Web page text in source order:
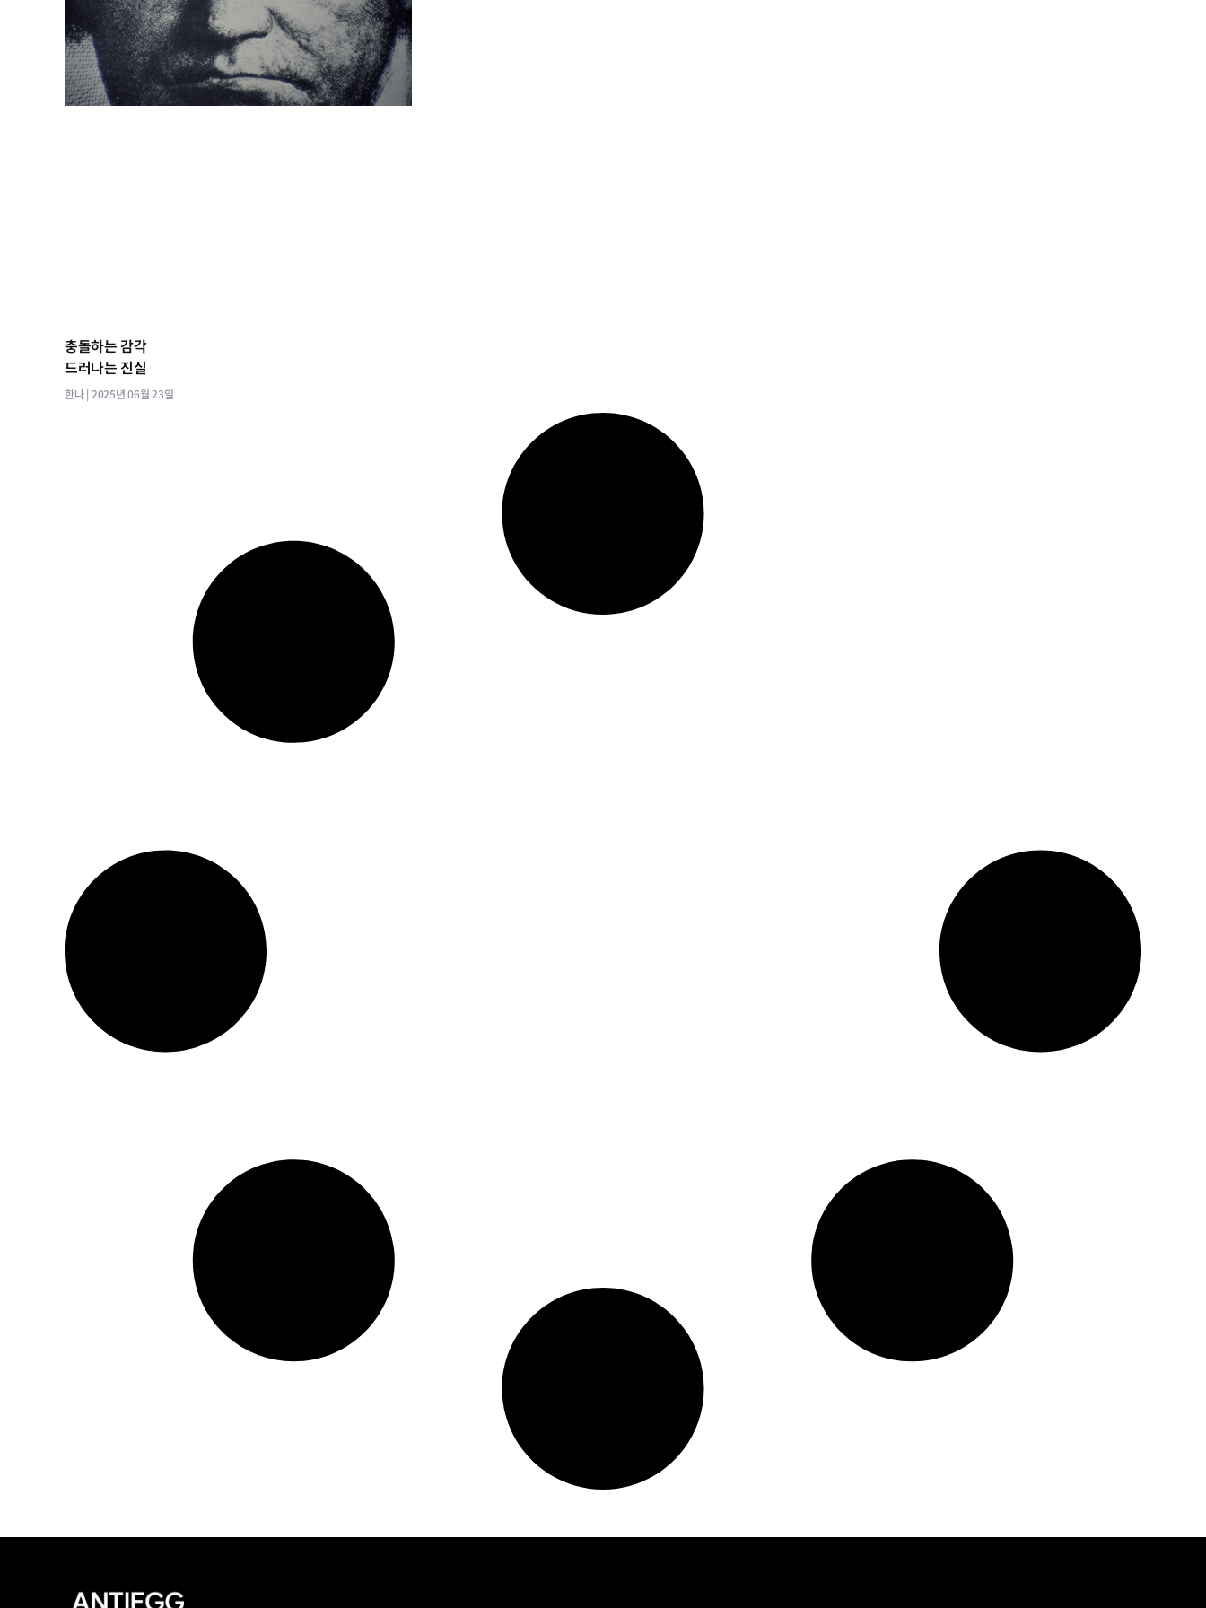
충돌하는 감각
드러나는 진실
한나 2025년 06월 23일